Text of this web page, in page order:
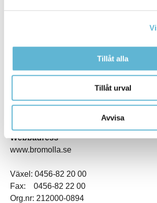
Tillåt alla
Tillåt urval
Avvisa
Kommunhuset, Storgatan 48
Box 18, 295 21 Bromölla
Webbadress
www.bromolla.se
Växel: 0456-82 20 00
Fax: 0456-82 22 00
Org.nr: 212000-0894